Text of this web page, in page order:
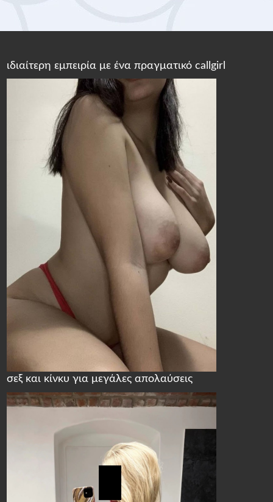
ιδιαίτερη εμπειρία με ένα πραγματικό callgirl
σεξ και κίνκυ για μεγάλες απολαύσεις